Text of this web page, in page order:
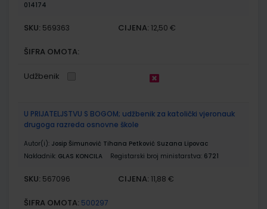
014174
SKU: 569363 CIJENA: 12,50 €
ŠIFRA OMOTA:
Udžbenik
U PRIJATELJSTVU S BOGOM; udžbenik za katolički vjeronauk
drugoga razreda osnovne škole
Autor(i): Josip Šimunović Tihana Petković Suzana Lipovac
Nakladnik: GLAS KONCILA Registarski broj ministarstva: 6721
SKU: 567096 CIJENA: 11,88 €
ŠIFRA OMOTA: 500297